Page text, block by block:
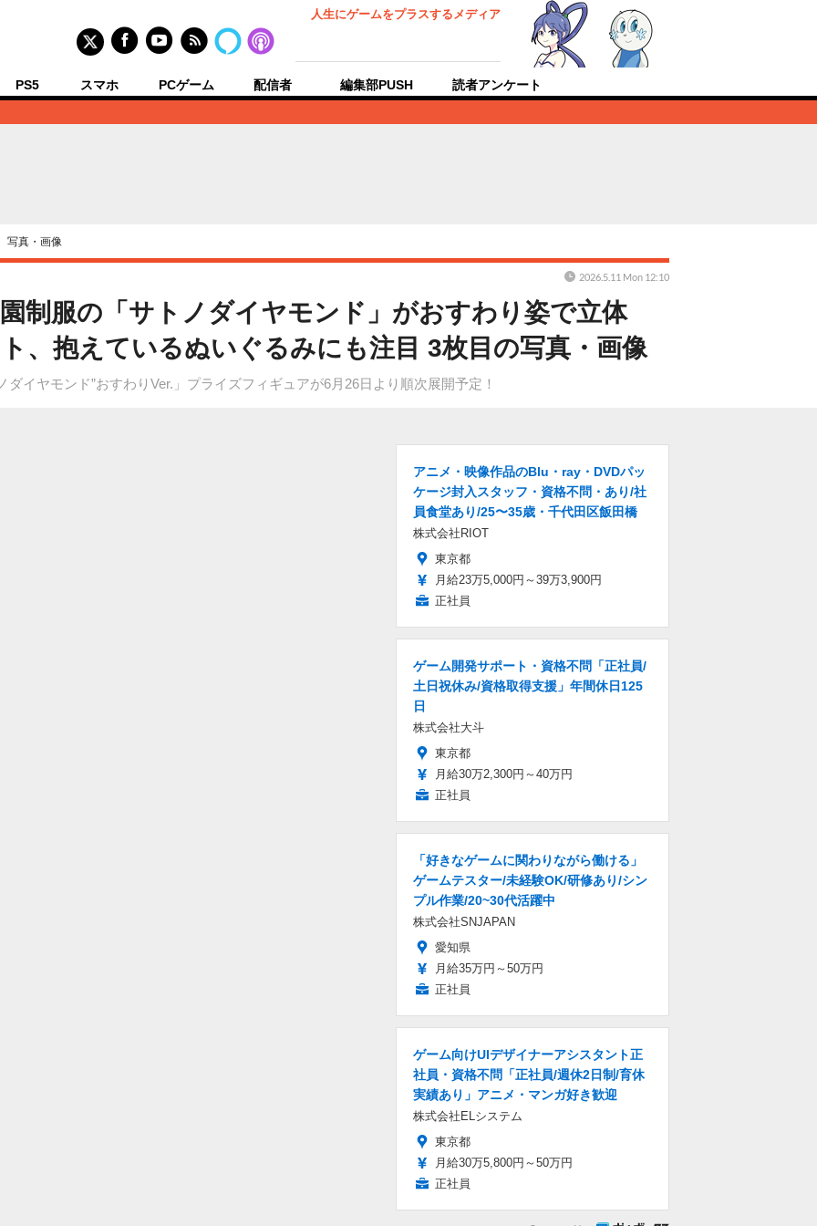
人生にゲームをプラスするメディア
PS5 スマホ PCゲーム 配信者 編集部PUSH 読者アンケート
写真・画像
制服の「サトノダイヤモンド」がおすわり姿で立体
、抱えているぬいぐるみにも注目 3枚目の写真・画像
イヤモンド”おすわりVer.」プライズフィギュアが6月26日より順次展開予定！
2026.5.11 Mon 12:10
アニメ・映像作品のBlu・ray・DVDパッ
ケージ封入スタッフ・資格不問・あり/社
員食堂あり/25〜35歳・千代田区飯田橋
株式会社RIOT
東京都
月給23万5,000円～39万3,900円
正社員
ゲーム開発サポート・資格不問「正社員/
土日祝休み/資格取得支援」年間休日125
日
株式会社大斗
東京都
月給30万2,300円～40万円
正社員
「好きなゲームに関わりながら働ける」
ゲームテスター/未経験OK/研修あり/シン
プル作業/20~30代活躍中
株式会社SNJAPAN
愛知県
月給35万円～50万円
正社員
ゲーム向けUIデザイナーアシスタント正
社員・資格不問「正社員/週休2日制/育休
実績あり」アニメ・マンガ好き歓迎
株式会社ELシステム
東京都
月給30万5,800円～50万円
正社員